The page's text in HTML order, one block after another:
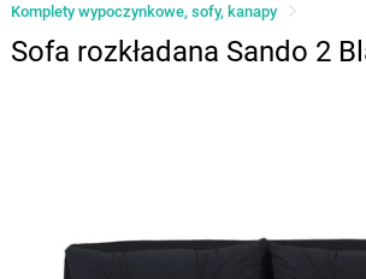
Komplety wypoczynkowe, sofy, kanapy
Sofa rozkładana Sando 2